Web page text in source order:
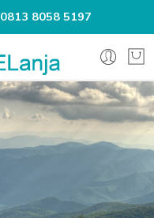
0813 8058 5197